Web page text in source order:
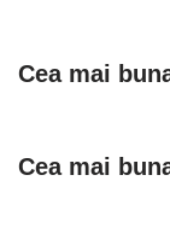
Cea mai
Cea mai